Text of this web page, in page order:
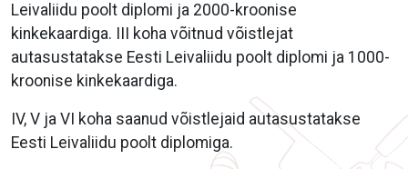
Leivaliidu poolt diplomi ja 2000-kroonise
kinkekaardiga. III koha võitnud võistlejat
autasustatakse Eesti Leivaliidu poolt diplomi ja 1000-
kroonise kinkekaardiga.
IV, V ja VI koha saanud võistlejaid autasustatakse
Eesti Leivaliidu poolt diplomiga.